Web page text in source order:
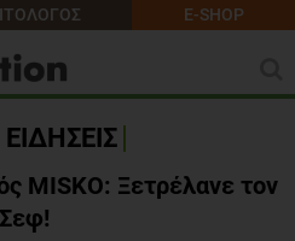
E-SHOP
MISKO: Ξετρέλανε τον
Σεφ!